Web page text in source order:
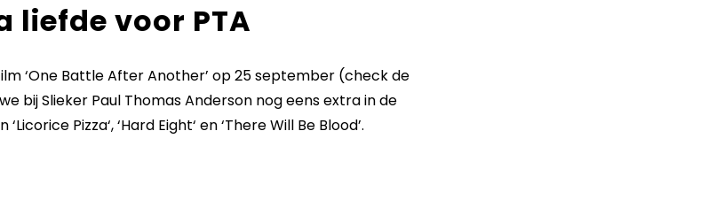
liefde voor PTA
‘One Battle After Another’ op 25 september (check de
bij Slieker Paul Thomas Anderson nog eens extra in de
Pizza‘, ‘Hard Eight‘ en ‘There Will Be Blood’.